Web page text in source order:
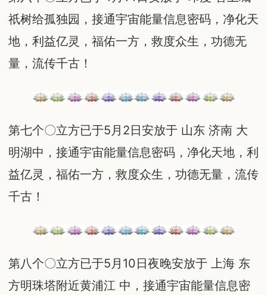
祇树给孤独园，接通宇宙能量信息密码，净化天
地，利益亿灵，福佑一方，救度众生，功德无
量，流传千古！
第七个〇立方已于5月2日安放于 山东 济南 大
明湖中，接通宇宙能量信息密码，净化天地，利
益亿灵，福佑一方，救度众生，功德无量，流传
千古！
第八个〇立方已于5月10日夜晚安放于 上海 东
方明珠塔附近黄浦江 中，接通宇宙能量信息密